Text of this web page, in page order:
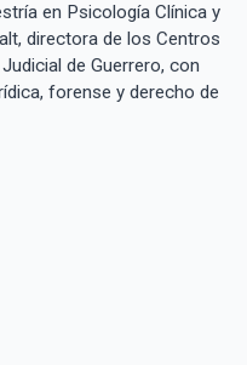
en Psicología Clínica y
directora de los Centros
de Guerrero, con
forense y derecho de